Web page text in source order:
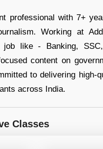
professional with 7+
Working at
job like - Banking,
content on
to delivering high-
across India.
Classes